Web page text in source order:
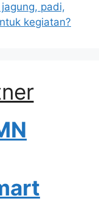
padi,
kegiatan?